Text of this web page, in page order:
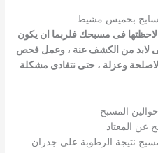
بخميس مشيط
لاحظتها فى مسبحك فلربما ان يكون
لابد من الكشف عنة ، وعمل فحص
وعزلة ، حتى نتفادى مشكلة
المسبح
عن المعتاد
نتيجة الرطوبة على جدران